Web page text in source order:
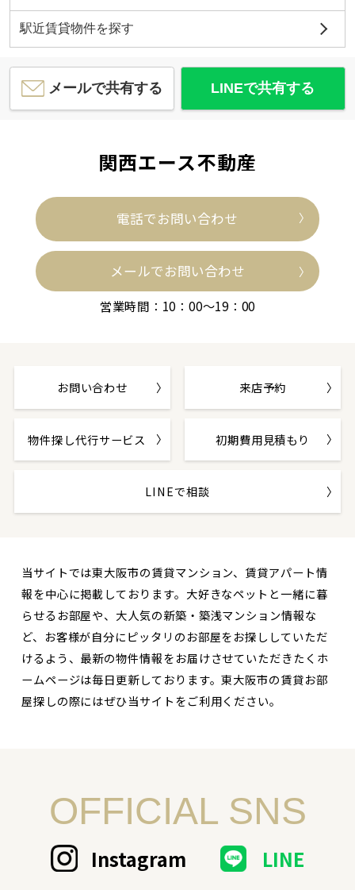
駅近賃貸物件を探す
メールで共有する LINEで共有する
関西エース不動産
電話でお問い合わせ
メールでお問い合わせ
営業時間：10：00～19：00
お問い合わせ 来店予約
物件探し代行サービス 初期費用見積もり
LINEで相談
当サイトでは東大阪市の賃貸マンション、賃貸アパート情
報を中心に掲載しております。大好きなペットと一緒に暮
らせるお部屋や、大人気の新築・築浅マンション情報な
ど、お客様が自分にピッタリのお部屋をお探ししていただ
けるよう、最新の物件情報をお届けさせていただきたくホ
ームページは毎日更新しております。東大阪市の賃貸お部
屋探しの際にはぜひ当サイトをご利用ください。
OFFICIAL SNS
Instagram LINE